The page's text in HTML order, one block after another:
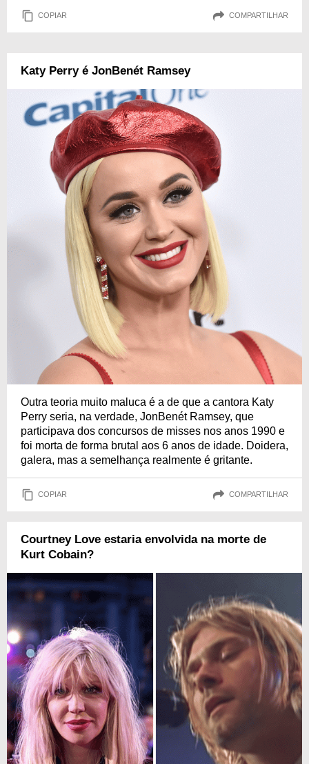
COPIAR COMPARTILHAR
Katy Perry é JonBenét Ramsey
Outra teoria muito maluca é a de que a cantora Katy
Perry seria, na verdade, JonBenét Ramsey, que
participava dos concursos de misses nos anos 1990 e
foi morta de forma brutal aos 6 anos de idade. Doidera,
galera, mas a semelhança realmente é gritante.
COPIAR COMPARTILHAR
Courtney Love estaria envolvida na morte de
Kurt Cobain?